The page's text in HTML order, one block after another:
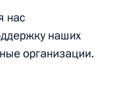
нас
наших
организации.